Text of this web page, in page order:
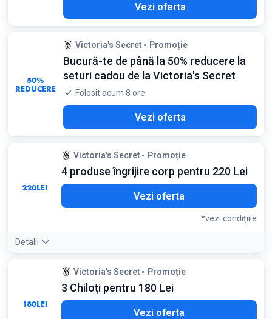
Vezi oferta
50%
REDUCERE
Victoria's Secret Promoție
Bucură-te de până la 50% reducere la
seturi cadou de la Victoria's Secret
Folosit acum 8 ore
Vezi oferta
220LEI
Victoria's Secret Promoție
4 produse îngrijire corp pentru 220 Lei
Vezi oferta
*vezi condițiile
Detalii
Se aplică produselor selectate
180LEI
Victoria's Secret Promoție
3 Chiloți pentru 180 Lei
Vezi oferta